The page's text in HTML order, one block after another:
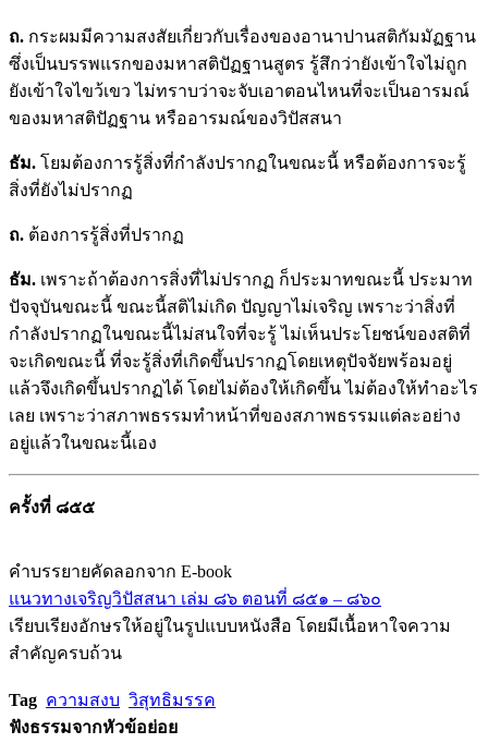
ถ. กระผมมีความสงสัยเกี่ยวกับเรื่องของอานาปานสติกัมมัฏฐาน
ซึ่งเป็นบรรพแรกของมหาสติปัฏฐานสูตร รู้สึกว่ายังเข้าใจไม่ถูก
ยังเข้าใจไขว้เขว ไม่ทราบว่าจะจับเอาตอนไหนที่จะเป็นอารมณ์
ของมหาสติปัฏฐาน หรืออารมณ์ของวิปัสสนา
ธัม. โยมต้องการรู้สิ่งที่กำลังปรากฏในขณะนี้ หรือต้องการจะรู้
สิ่งที่ยังไม่ปรากฏ
ถ. ต้องการรู้สิ่งที่ปรากฏ
ธัม. เพราะถ้าต้องการสิ่งที่ไม่ปรากฏ ก็ประมาทขณะนี้ ประมาท
ปัจจุบันขณะนี้ ขณะนี้สติไม่เกิด ปัญญาไม่เจริญ เพราะว่าสิ่งที่
กำลังปรากฏในขณะนี้ไม่สนใจที่จะรู้ ไม่เห็นประโยชน์ของสติที่
จะเกิดขณะนี้ ที่จะรู้สิ่งที่เกิดขึ้นปรากฏโดยเหตุปัจจัยพร้อมอยู่
แล้วจึงเกิดขึ้นปรากฏได้ โดยไม่ต้องให้เกิดขึ้น ไม่ต้องให้ทำอะไร
เลย เพราะว่าสภาพธรรมทำหน้าที่ของสภาพธรรมแต่ละอย่าง
อยู่แล้วในขณะนี้เอง
ครั้งที่ ๘๕๕
คำบรรยายคัดลอกจาก E-book
แนวทางเจริญวิปัสสนา เล่ม ๘๖ ตอนที่ ๘๕๑ – ๘๖๐
เรียบเรียงอักษรให้อยู่ในรูปแบบหนังสือ โดยมีเนื้อหาใจความ
สำคัญครบถ้วน
Tag ความสงบ วิสุทธิมรรค
ฟังธรรมจากหัวข้อย่อย